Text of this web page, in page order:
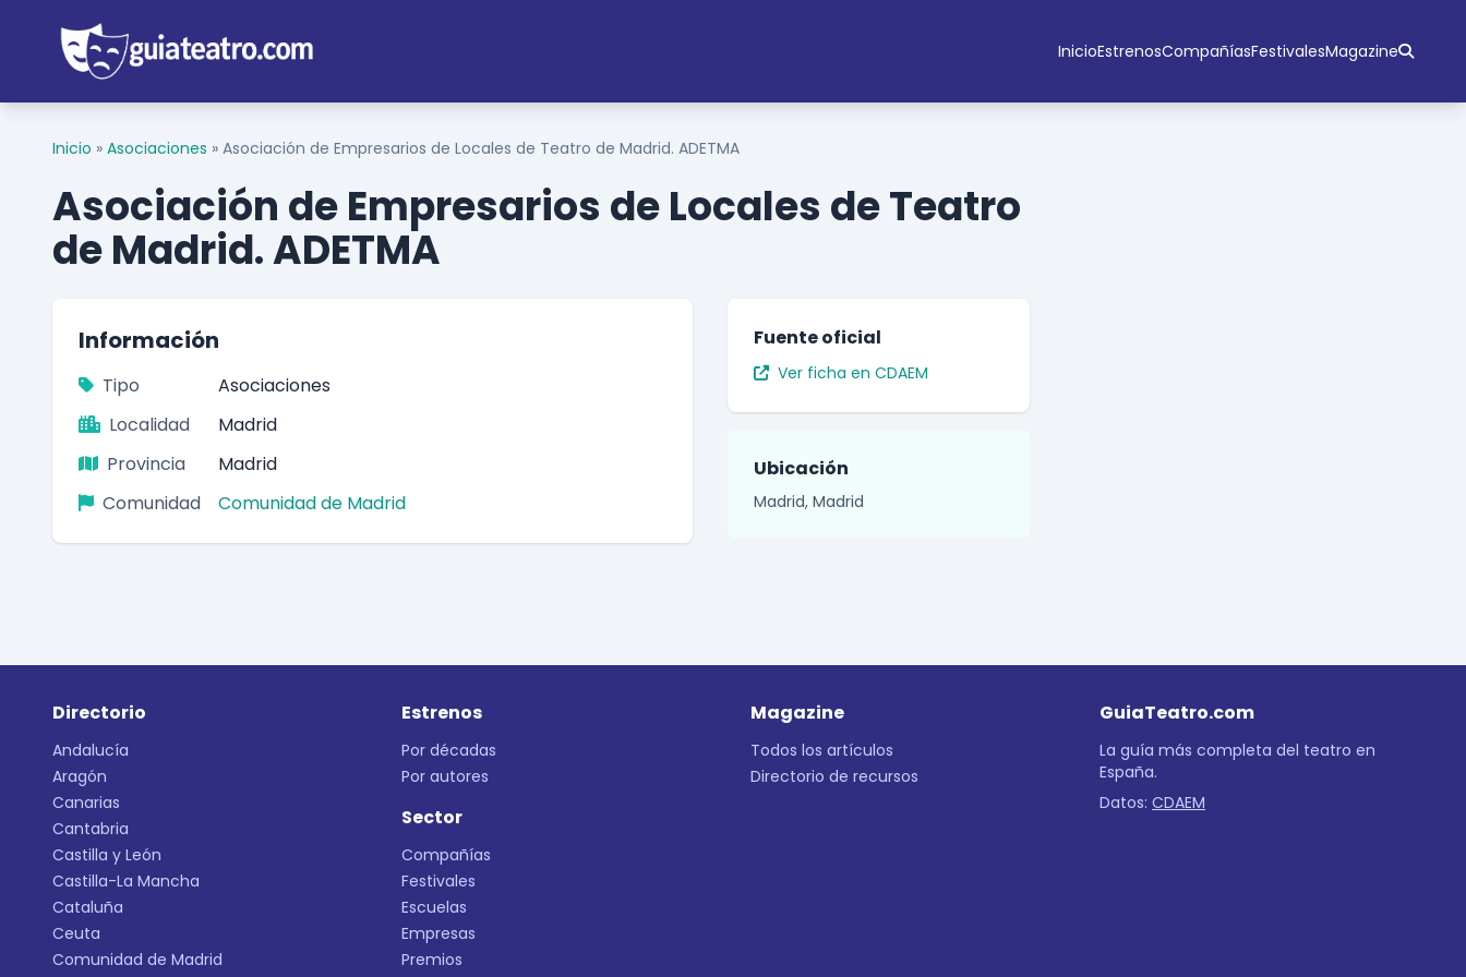
InicioEstrenosCompañíasFestivalesMagazine
Inicio » Asociaciones » Asociación de Empresarios de Locales de Teatro de Madrid. ADETMA
Asociación de Empresarios de Locales de Teatro
de Madrid. ADETMA
Información
Tipo
Asociaciones
Localidad
Madrid
Provincia
Madrid
Comunidad
Comunidad de Madrid
Fuente oficial
Ver ficha en CDAEM
Ubicación
Madrid, Madrid
Directorio
Andalucía
Aragón
Canarias
Cantabria
Castilla y León
Castilla-La Mancha
Cataluña
Ceuta
Comunidad de Madrid
Estrenos
Por décadas
Por autores
Sector
Compañías
Festivales
Escuelas
Empresas
Premios
Magazine
Todos los artículos
Directorio de recursos
GuiaTeatro.com
La guía más completa del teatro en
España.
Datos: CDAEM